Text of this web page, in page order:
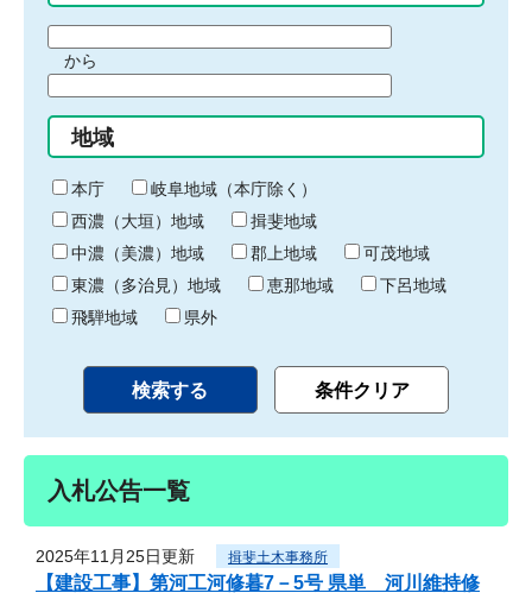
間
始
り
から
間
終
わ
り
地域
本庁
岐阜地域（本庁除く）
西濃（大垣）地域
揖斐地域
中濃（美濃）地域
郡上地域
可茂地域
東濃（多治見）地域
恵那地域
下呂地域
飛騨地域
県外
入札公告一覧
2025年11月25日更新 揖斐土木事務所
【建設工事】第河工河修暮7－5号 県単 河川維持修